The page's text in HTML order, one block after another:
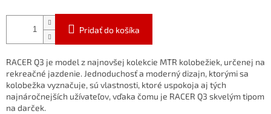
Pridať do košíka
RACER Q3 je model z najnovšej kolekcie MTR kolobežiek, určenej na
rekreačné jazdenie. Jednoduchosť a moderný dizajn, ktorými sa
kolobežka vyznačuje, sú vlastnosti, ktoré uspokoja aj tých
najnáročnejších užívateľov, vďaka čomu je RACER Q3 skvelým tipom
na darček.